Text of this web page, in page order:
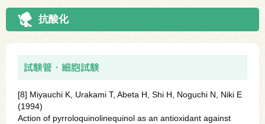
抗酸化
試験管・細胞試験
[8] Miyauchi K, Urakami T, Abeta H, Shi H, Noguchi N, Niki E
(1994)
Action of pyrroloquinolinequinol as an antioxidant against